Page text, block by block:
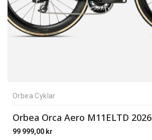
Orbea Cyklar
Orbea Orca Aero M11ELTD 2026
99 999,00 kr